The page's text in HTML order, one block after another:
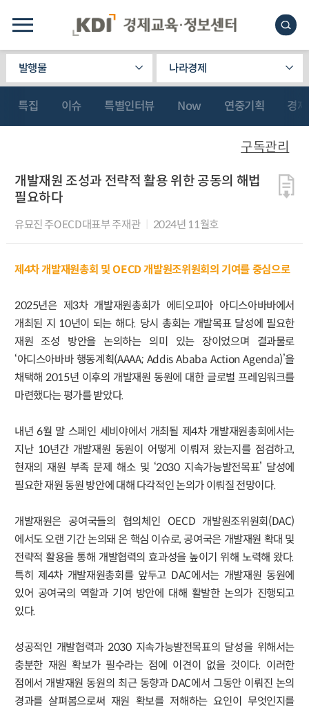
발행물 나라경제
특집 이슈 특별인터뷰 Now 연중기획 경
개발재원 조성과 전략적 활용 위한 공동의 해법
필요하다
유묘진 주OECD대표부 주재관 2024년 11월호
제4차 개발재원총회 및 OECD 개발원조위원회의 기여를 중심으로
2025년은 제3차 개발재원총회가 에티오피아 아디스아바바에서
개최된 지 10년이 되는 해다. 당시 총회는 개발목표 달성에 필요한
재원 조성 방안을 논의하는 의미 있는 장이었으며 결과물로
‘아디스아바바 행동계획(AAAA; Addis Ababa Action Agenda)’을
채택해 2015년 이후의 개발재원 동원에 대한 글로벌 프레임워크를
마련했다는 평가를 받았다.
내년 6월 말 스페인 세비야에서 개최될 제4차 개발재원총회에서는
지난 10년간 개발재원 동원이 어떻게 이뤄져 왔는지를 점검하고,
현재의 재원 부족 문제 해소 및 ‘2030 지속가능발전목표’ 달성에
필요한 재원 동원 방안에 대해 다각적인 논의가 이뤄질 전망이다.
개발재원은 공여국들의 협의체인 OECD 개발원조위원회(DAC)
에서도 오랜 기간 논의돼 온 핵심 이슈로, 공여국은 개발재원 확대 및
전략적 활용을 통해 개발협력의 효과성을 높이기 위해 노력해 왔다.
특히 제4차 개발재원총회를 앞두고 DAC에서는 개발재원 동원에
있어 공여국의 역할과 기여 방안에 대해 활발한 논의가 진행되고
있다.
성공적인 개발협력과 2030 지속가능발전목표의 달성을 위해서는
충분한 재원 확보가 필수라는 점에 이견이 없을 것이다. 이러한
점에서 개발재원 동원의 최근 동향과 DAC에서 그동안 이뤄진 논의
경과를 살펴봄으로써 재원 확보를 저해하는 요인이 무엇인지를
구독관리